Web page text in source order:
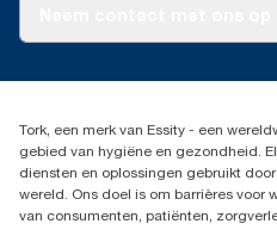
Dispenserklacht
02 766 05 30
Essity Belgium NV
Berkenlaan 8B
1831 MACHELEN
Tork, een merk van Essity - een
gebied van hygiëne en gezondheid.
diensten en oplossingen gebruikt
wereld. Ons doel is om barrières voor
van consumenten, patiënten,